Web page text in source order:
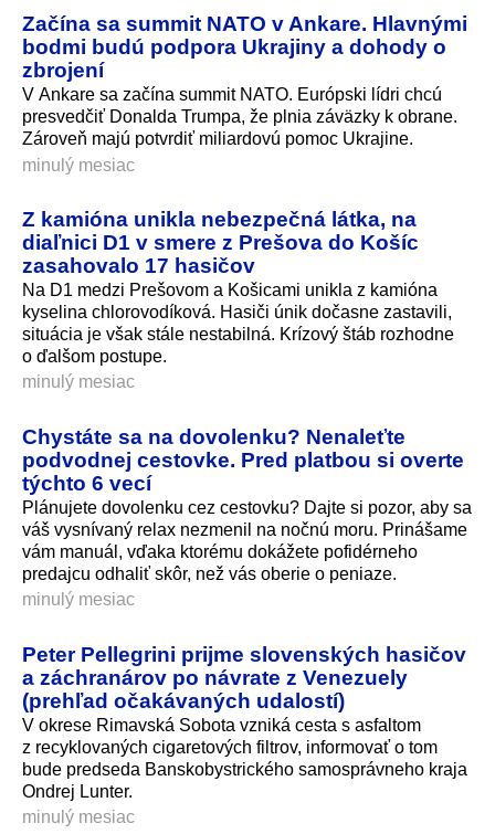
Začína sa summit NATO v Ankare. Hlavnými
bodmi budú podpora Ukrajiny a dohody o
zbrojení
V Ankare sa začína summit NATO. Európski lídri chcú
presvedčiť Donalda Trumpa, že plnia záväzky k obrane.
Zároveň majú potvrdiť miliardovú pomoc Ukrajine.
minulý mesiac
Z kamióna unikla nebezpečná látka, na
diaľnici D1 v smere z Prešova do Košíc
zasahovalo 17 hasičov
Na D1 medzi Prešovom a Košicami unikla z kamióna
kyselina chlorovodíková. Hasiči únik dočasne zastavili,
situácia je však stále nestabilná. Krízový štáb rozhodne
o ďalšom postupe.
minulý mesiac
Chystáte sa na dovolenku? Nenaleťte
podvodnej cestovke. Pred platbou si overte
týchto 6 vecí
Plánujete dovolenku cez cestovku? Dajte si pozor, aby sa
váš vysnívaný relax nezmenil na nočnú moru. Prinášame
vám manuál, vďaka ktorému dokážete pofidérneho
predajcu odhaliť skôr, než vás oberie o peniaze.
minulý mesiac
Peter Pellegrini prijme slovenských hasičov
a záchranárov po návrate z Venezuely
(prehľad očakávaných udalostí)
V okrese Rimavská Sobota vzniká cesta s asfaltom
z recyklovaných cigaretových filtrov, informovať o tom
bude predseda Banskobystrického samosprávneho kraja
Ondrej Lunter.
minulý mesiac